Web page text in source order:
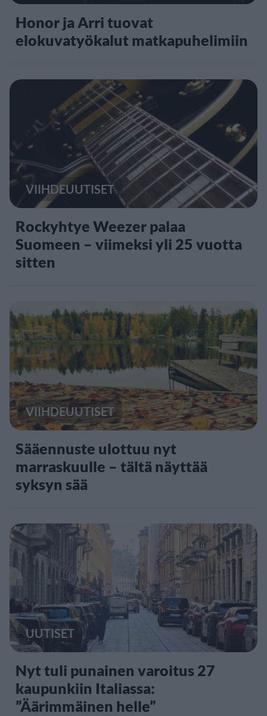
Honor ja Arri tuovat
elokuvatyökalut matkapuhelimiin
VIIHDEUUTISET
Rockyhtye Weezer palaa
Suomeen – viimeksi yli 25 vuotta
sitten
VIIHDEUUTISET
Sääennuste ulottuu nyt
marraskuulle – tältä näyttää
syksyn sää
UUTISET
Nyt tuli punainen varoitus 27
kaupunkiin Italiassa:
”Äärimmäinen helle”